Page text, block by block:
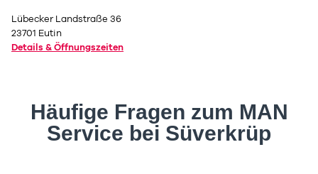
Lübecker Landstraße 36
23701 Eutin
Details & Öffnungszeiten
Häufige Fragen zum MAN
Service bei Süverkrüp